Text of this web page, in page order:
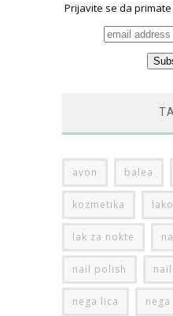
Prijavite se da
avon balea
kozmetika
lak za nokte
nail polish
nega lica